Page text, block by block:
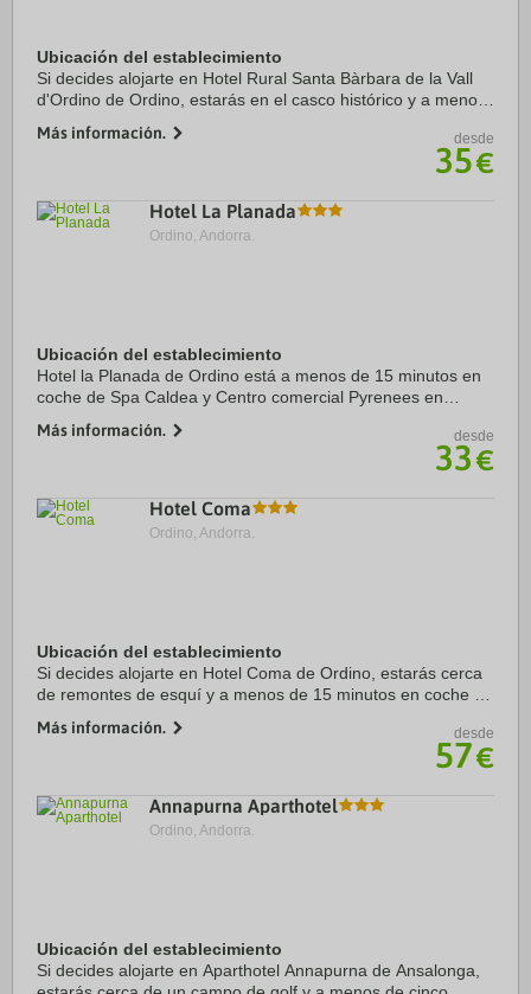
Ubicación del establecimiento
Si decides alojarte en Hotel Rural Santa Bàrbara de la Vall
d'Ordino de Ordino, estarás en el casco histórico y a menos
Pyrenees en Andorra. Además, ...
Más información. desde
35€
Hotel La Planada
Ordino, Andorra.
Ubicación del establecimiento
Hotel la Planada de Ordino está a menos de 15 minutos en
coche de Spa Caldea y Centro comercial Pyrenees en
Estación de esquí Grandvalira y a 0,4 km de ...
Más información. desde
33€
Hotel Coma
Ordino, Andorra.
Ubicación del establecimiento
Si decides alojarte en Hotel Coma de Ordino, estarás cerca
de remontes de esquí y a menos de 15 minutos en coche de
Además, este hotel se encuentra a 17,6 ...
Más información. desde
57€
Annapurna Aparthotel
Ordino, Andorra.
Ubicación del establecimiento
Si decides alojarte en Aparthotel Annapurna de Ansalonga,